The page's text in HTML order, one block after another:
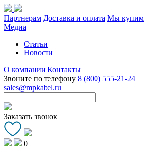
Партнерам Доставка и оплата Мы купим
Медиа
Статьи
Новости
О компании Контакты
Звоните по телефону 8 (800) 555-21-24
sales@mpkabel.ru
Заказать звонок
0